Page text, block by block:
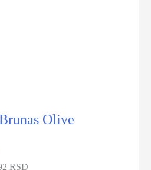
Olive
RSD